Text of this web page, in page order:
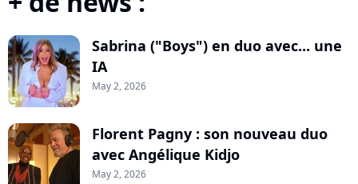
Sabrina ("Boys") en duo avec... une
IA
May 2, 2026
Florent Pagny : son nouveau duo
avec Angélique Kidjo
May 2, 2026